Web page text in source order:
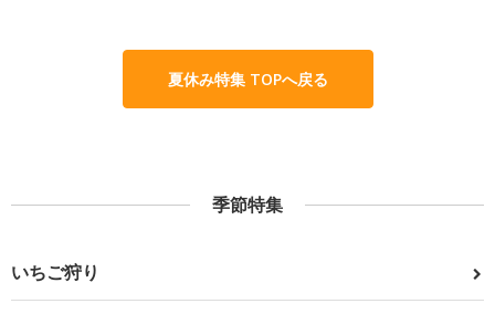
夏休み特集 TOPへ戻る
季節特集
いちご狩り